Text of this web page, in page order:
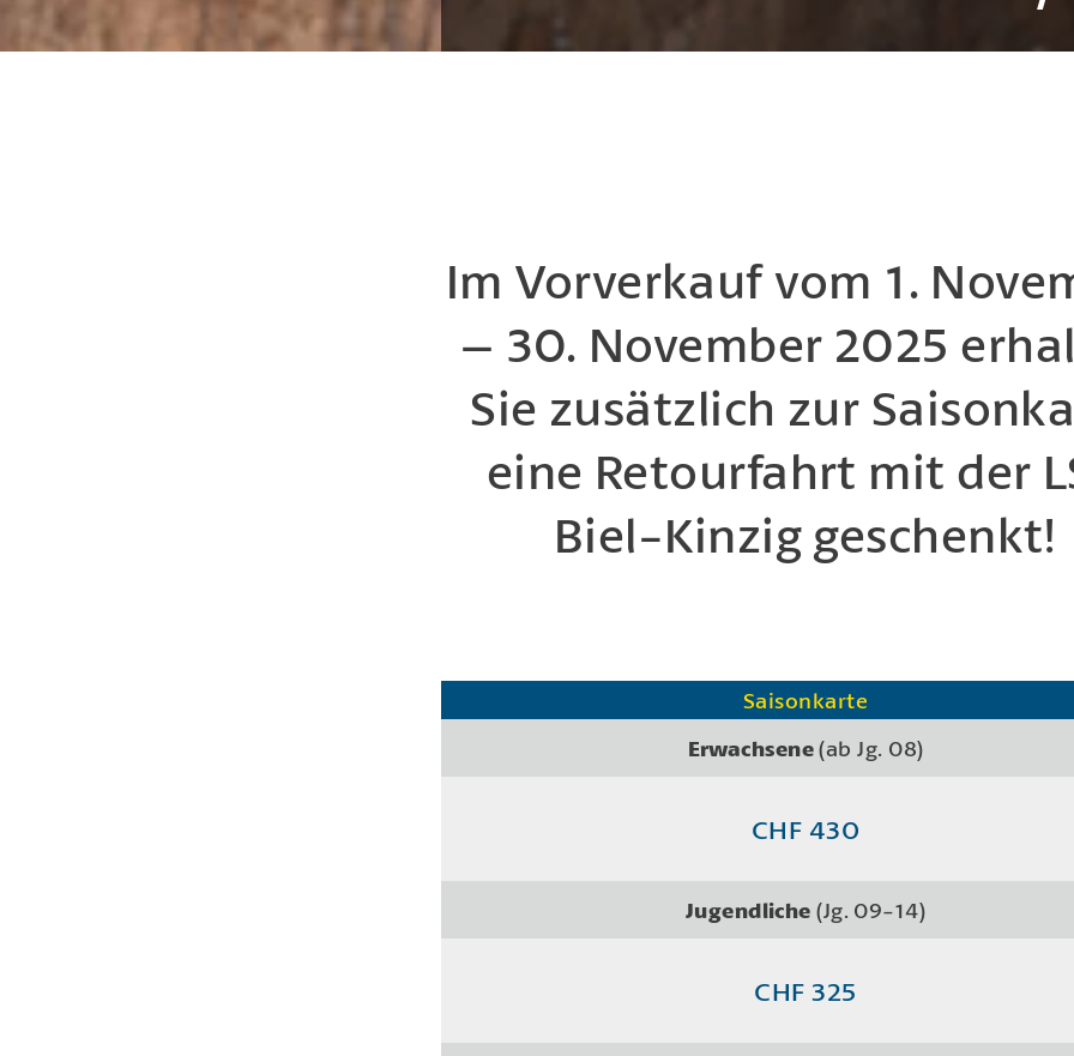
Im Vorverkauf vom 1.
– 30. November 2025
Sie zusätzlich zur
eine Retourfahrt mit der
Biel-Kinzig geschenkt!
Saisonkarte
Erwachsene(ab Jg. 08)
CHF 430
Jugendliche(Jg. 09-14)
CHF 325